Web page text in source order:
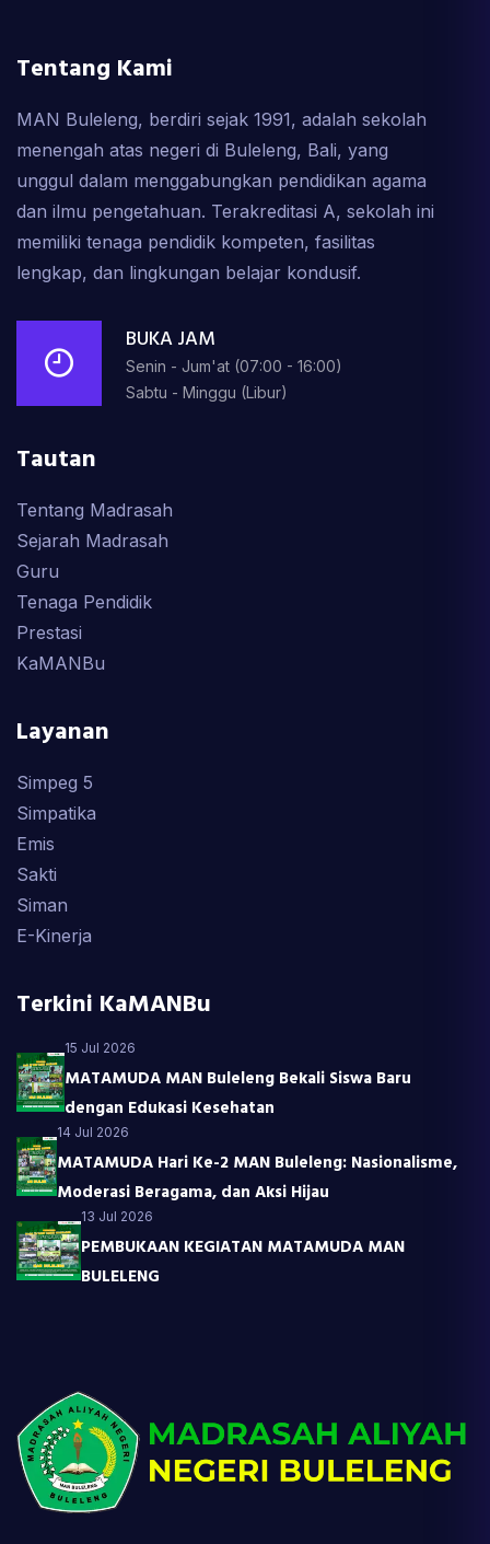
Tentang Kami
MAN Buleleng, berdiri sejak 1991, adalah sekolah
menengah atas negeri di Buleleng, Bali, yang
unggul dalam menggabungkan pendidikan agama
dan ilmu pengetahuan. Terakreditasi A, sekolah ini
memiliki tenaga pendidik kompeten, fasilitas
lengkap, dan lingkungan belajar kondusif.
BUKA JAM
Senin - Jum'at (07:00 - 16:00)
Sabtu - Minggu (Libur)
Tautan
Tentang Madrasah
Sejarah Madrasah
Guru
Tenaga Pendidik
Prestasi
KaMANBu
Layanan
Simpeg 5
Simpatika
Emis
Sakti
Siman
E-Kinerja
Terkini KaMANBu
15 Jul 2026
MATAMUDA MAN Buleleng Bekali Siswa Baru
dengan Edukasi Kesehatan
14 Jul 2026
MATAMUDA Hari Ke-2 MAN Buleleng: Nasionalisme,
Moderasi Beragama, dan Aksi Hijau
13 Jul 2026
PEMBUKAAN KEGIATAN MATAMUDA MAN
BULELENG